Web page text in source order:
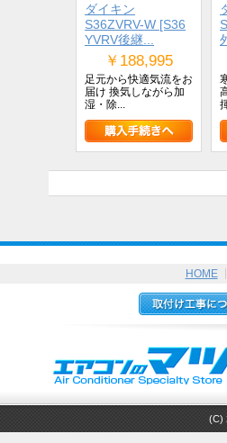
ダイキン
S36ZVRV-W [S36
YVRV後継...
￥188,995
足元から快適気流をお
届け 換気しながら加
湿・除...
HOME
(C)